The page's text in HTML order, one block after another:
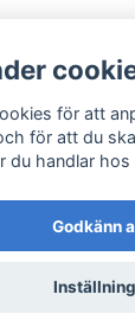
Freas fashion -
för att
för att du
du handlar hos
Godkänn